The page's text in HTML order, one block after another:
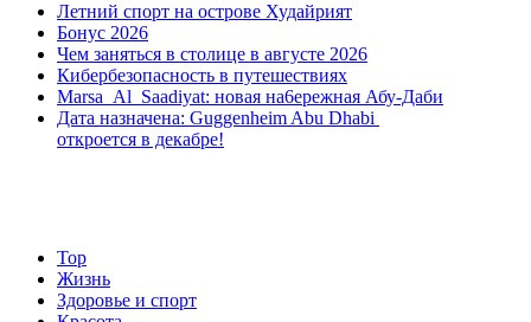
Летний спорт на острове Худайрият
Бонус 2026
Чем заняться в столице в августе 2026
Кибербезопасность в путешествиях
Marsa Al Saadiyat: новая на6ережная Абу-Даби
Дата назначена: Guggenheim Abu Dhabi
откроется в декабре!
Top
Жизнь
Здоровье и спорт